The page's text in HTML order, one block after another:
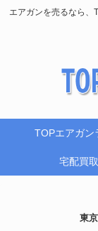
エアガンを売るなら、
TOPエアガン
宅配買取
東